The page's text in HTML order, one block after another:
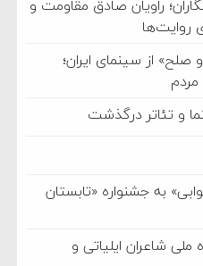
راویان صادق مقاومت و
روایت‌ها
از سینمای ایران؛
و تئاتر درگذشت
به جشنواره «تابستان
شاعران ایلیاتی و